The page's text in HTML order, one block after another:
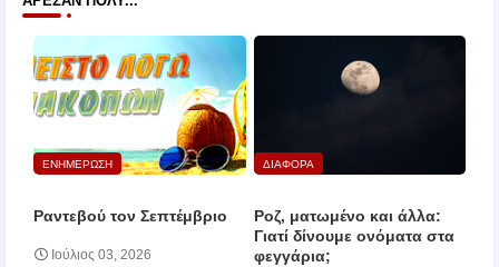
ΕΝΗΜΕΡΩΣΗ
Ραντεβού τον Σεπτέμβριο
Ιούλιος 03, 2026
ΔΙΑΦΟΡΑ
Ροζ, ματωμένο και άλλα:
Γιατί δίνουμε ονόματα στα
φεγγάρια;